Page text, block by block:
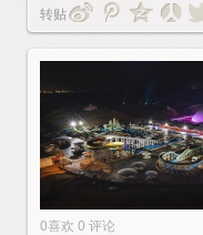
转贴
0喜欢 0 评论